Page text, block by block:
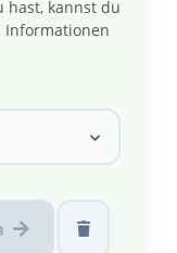
hast, kannst du
Informationen